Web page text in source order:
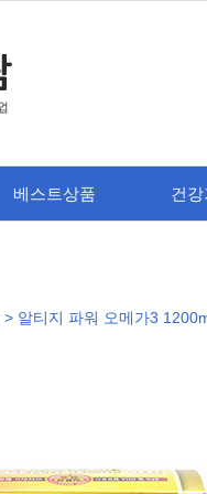
베스트상품 건
> 알티지 파워 오메가3